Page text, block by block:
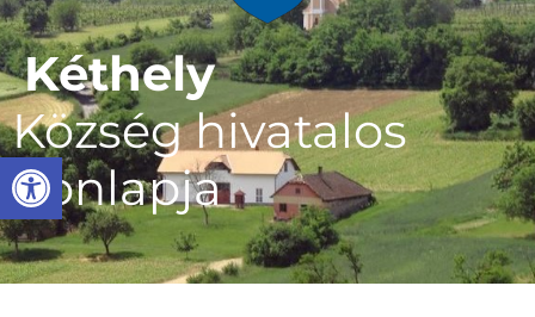
Eszköztár megnyitása
Kéthely
Község hivatalos
honlapja